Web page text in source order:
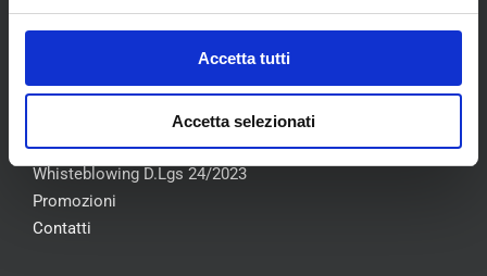
Accetta tutti
Accetta selezionati
Chi siamo
Servizi
Blog
Whisteblowing D.Lgs 24/2023
Promozioni
Contatti